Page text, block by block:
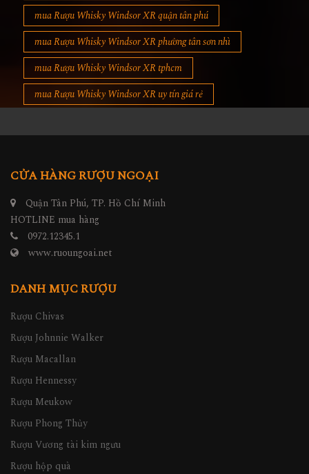
mua Rượu Whisky Windsor XR quận tân phú
mua Rượu Whisky Windsor XR phường tân sơn nhì
mua Rượu Whisky Windsor XR tphcm
mua Rượu Whisky Windsor XR uy tín giá rẻ
CỬA HÀNG RƯỢU NGOẠI
Quận Tân Phú, TP. Hồ Chí Minh
HOTLINE mua hàng
0972.12345.1
www.ruoungoai.net
DANH MỤC RƯỢU
Rượu Chivas
Rượu Johnnie Walker
Rượu Macallan
Rượu Hennessy
Rượu Meukow
Rượu Phong Thủy
Rượu Vương tài kim ngưu
Rượu hộp quà